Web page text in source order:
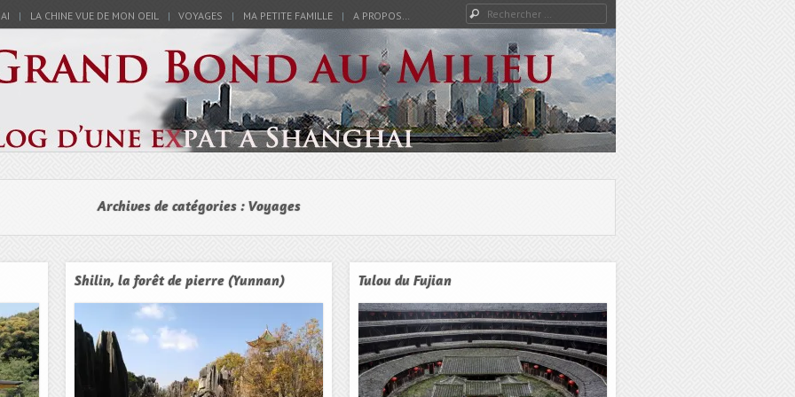
LA CHINE VUE DE MON OEIL VOYAGES MA PETITE FAMILLE A PROPOS… Rechercher
Au Milieu
Chine – Blog
Archives de catégories : Voyages
Shilin, la forêt de pierre (Yunnan) Tulou du Fujian